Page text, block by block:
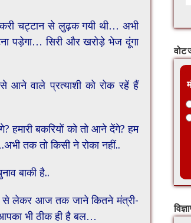
बकरी चट्टान से लुढ़क गयी थी… अभी
पड़ेगा… सिरी और खरोड़े भेज दूंगा
आने वाले प्रत्याशी को रोक रहें हैं
हमारी बकरियों को तो आने देंगे? हम
तक तो किसी ने रोका नहीं..
बाकी है..
से लेकर आज तक जाने कितने मंत्री-
भी ठीक ही है बल…
वोट